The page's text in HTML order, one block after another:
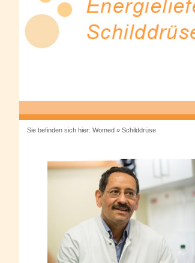
Sie befinden sich hier: Womed» Schilddrüse